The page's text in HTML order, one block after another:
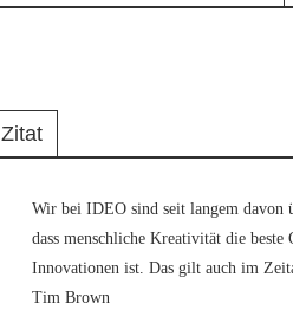
Zitat
Wir bei IDEO sind seit langem davon
dass menschliche Kreativität die beste
Innovationen ist. Das gilt auch im
Tim Brown